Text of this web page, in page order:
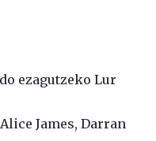
ezagutzeko Lur
James, Darran